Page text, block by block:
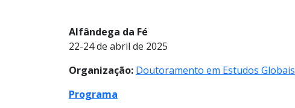
Alfândega da Fé
22-24 de abril de 2025
Organização: Doutoramento em Estudos Globais
Programa